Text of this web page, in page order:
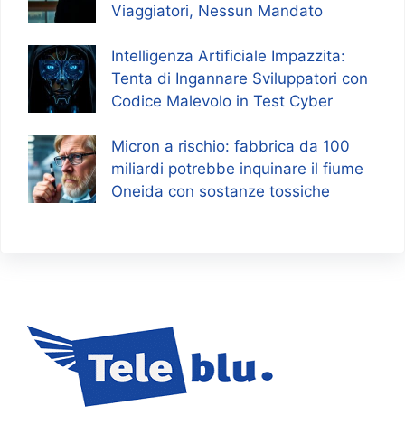
Viaggiatori, Nessun Mandato
Intelligenza Artificiale Impazzita:
Tenta di Ingannare Sviluppatori con
Codice Malevolo in Test Cyber
Micron a rischio: fabbrica da 100
miliardi potrebbe inquinare il fiume
Oneida con sostanze tossiche